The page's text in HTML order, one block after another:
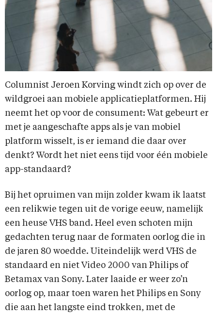
Columnist Jeroen Korving windt zich op over de
wildgroei aan mobiele applicatieplatformen. Hij
neemt het op voor de consument: Wat gebeurt er
met je aangeschafte apps als je van mobiel
platform wisselt, is er iemand die daar over
denkt? Wordt het niet eens tijd voor één mobiele
app-standaard?
Bij het opruimen van mijn zolder kwam ik laatst
een relikwie tegen uit de vorige eeuw, namelijk
een heuse VHS band. Heel even schoten mijn
gedachten terug naar de formaten oorlog die in
de jaren 80 woedde. Uiteindelijk werd VHS de
standaard en niet Video 2000 van Philips of
Betamax van Sony. Later laaide er weer zo’n
oorlog op, maar toen waren het Philips en Sony
die aan het langste eind trokken, met de